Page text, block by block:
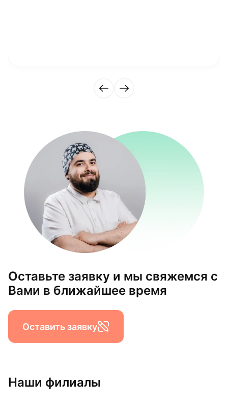
Оставьте заявку и мы свяжемся с
Вами в ближайшее время
Оставить заявку
Наши филиалы